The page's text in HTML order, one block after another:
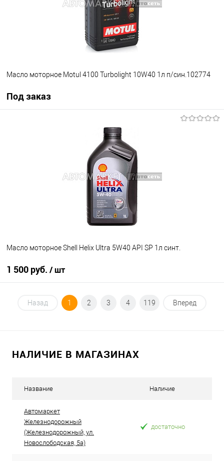
Масло моторное Motul 4100 Turbolight 10W40 1л п/син.102774
Под заказ
Под заказ
Недоступно
Масло моторное Shell Helix Ultra 5W40 API SP 1л синт.
1 500 руб. / шт
В корзину
Назад 1 2 3 4 119 Вперед
НАЛИЧИЕ В МАГАЗИНАХ
Название Наличие
Автомаркет
Железнодорожный
(Железнодорожный, ул.
Новослободская, 5а)
достаточно